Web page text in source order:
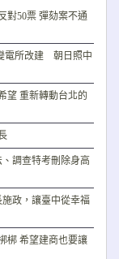
對50票 彈劾案不通
電所改建 朝日照中
望 重新轉動台北的
調查特考刪除身高
政，讓臺中從幸福
梆 希望建商也要讓